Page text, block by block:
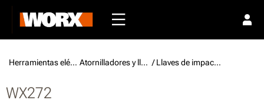
Herramientas eléctricas / Atornilladores y llaves / Llaves de impacto a batería
WX272